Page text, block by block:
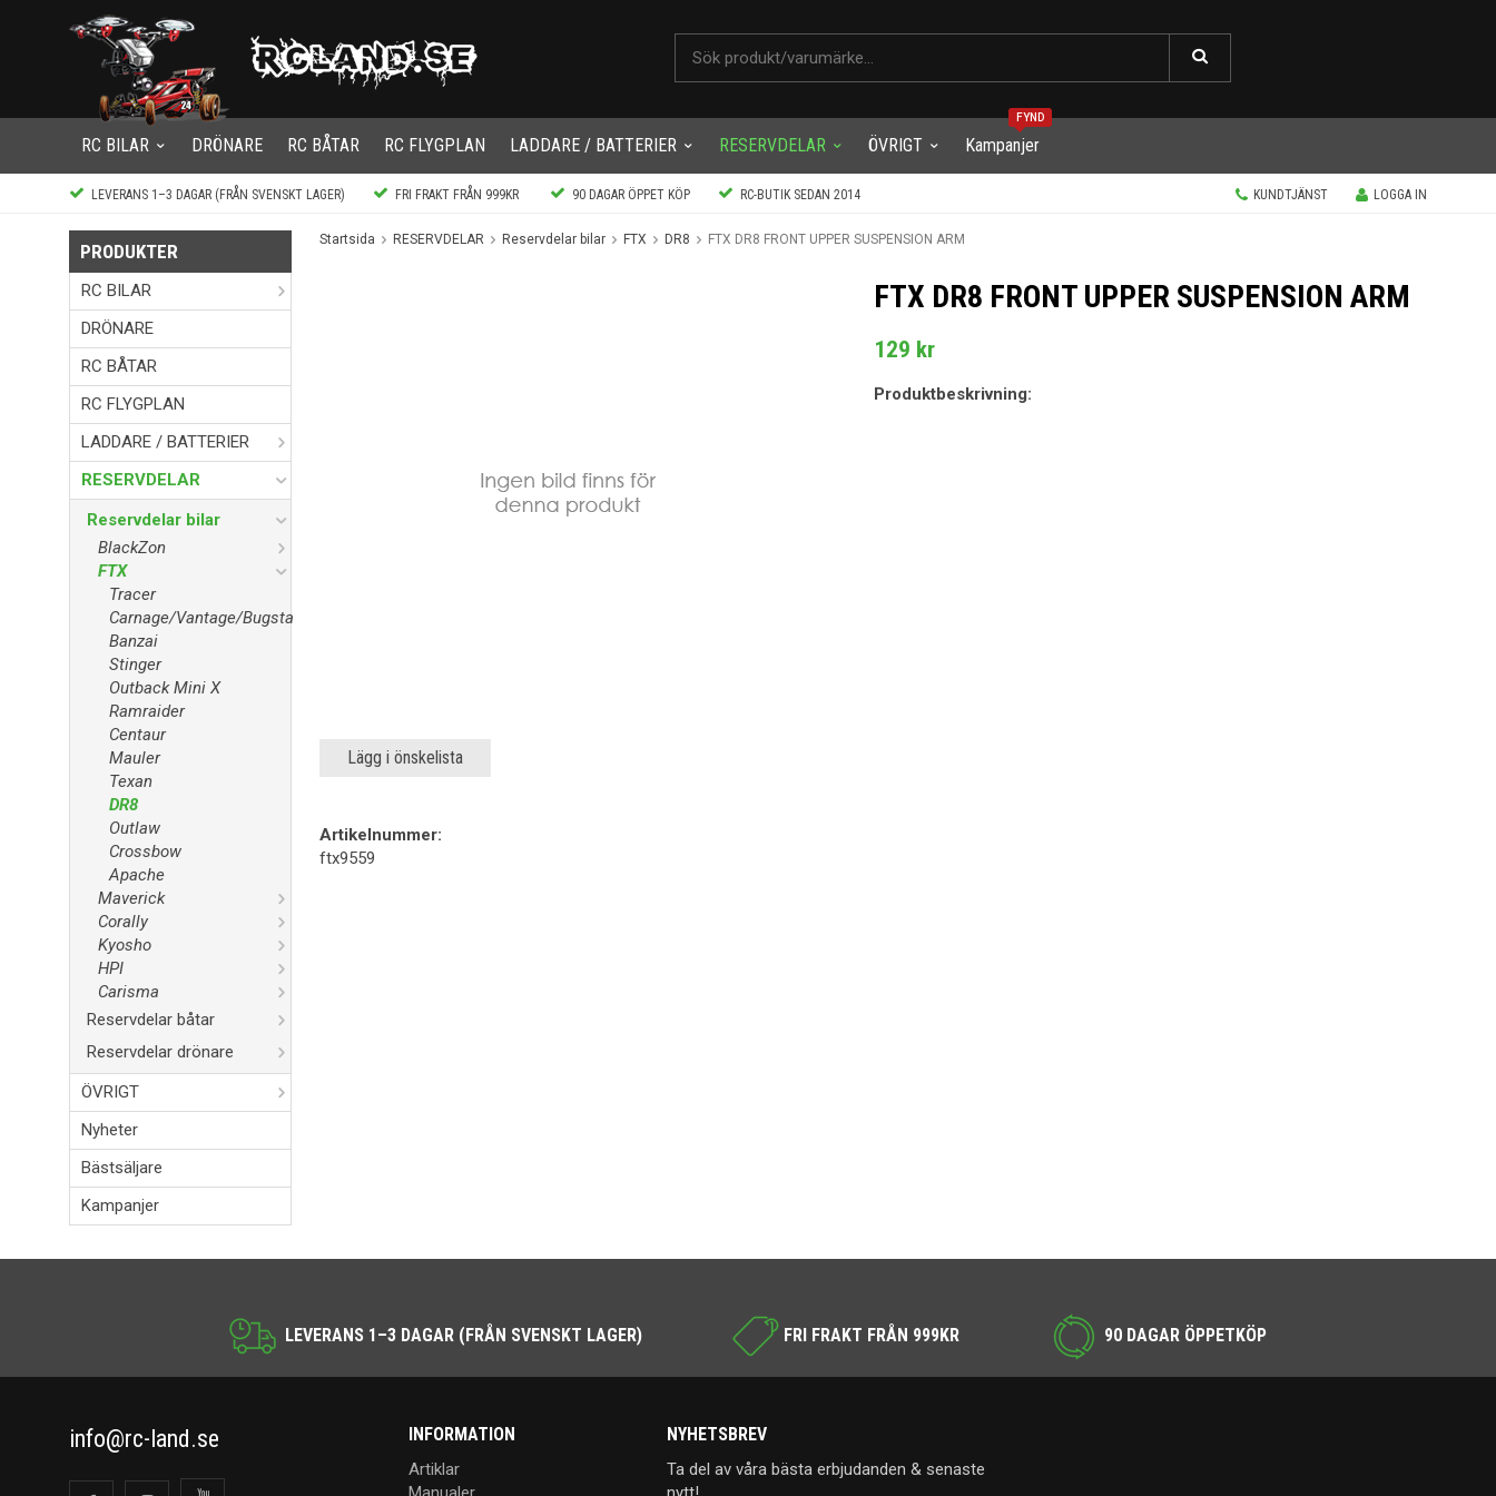
RC BILAR DRÖNARE RC BÅTAR RC FLYGPLAN LADDARE / BATTERIER RESERVDELAR ÖVRIGT
FYND
Kampanjer
LEVERANS 1–3 DAGAR (FRÅN SVENSKT LAGER) FRI FRAKT FRÅN 999KR 90 DAGAR ÖPPET KÖP RC-BUTIK SEDAN 2014 KUNDTJÄNST LOGGA IN
PRODUKTER
RC BILAR
DRÖNARE
RC BÅTAR
RC FLYGPLAN
LADDARE / BATTERIER
RESERVDELAR
Reservdelar bilar
BlackZon
FTX
Tracer
Carnage/Vantage/Bugsta
Banzai
Stinger
Outback Mini X
Ramraider
Centaur
Mauler
Texan
DR8
Outlaw
Crossbow
Apache
Maverick
Corally
Kyosho
HPI
Carisma
Reservdelar båtar
Reservdelar drönare
ÖVRIGT
Nyheter
Bästsäljare
Kampanjer
Startsida RESERVDELAR Reservdelar bilar FTX DR8 FTX DR8 FRONT UPPER SUSPENSION ARM
FTX DR8 FRONT UPPER SUSPENSION ARM
129 kr
Produktbeskrivning:
Lägg i önskelista
Artikelnummer:
ftx9559
LEVERANS 1–3 DAGAR (FRÅN SVENSKT LAGER) FRI FRAKT FRÅN 999KR 90 DAGAR ÖPPETKÖP
info@rc-land.se INFORMATION
Artiklar
NYHETSBREV
Ta del av våra bästa erbjudanden & senaste